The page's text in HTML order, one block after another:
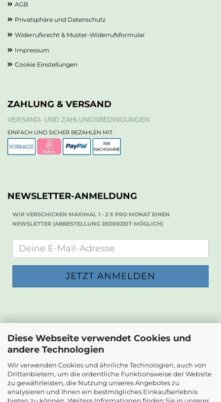
Diese Webseite verwendet Cookies und
andere Technologien
Wir verwenden Cookies und ähnliche Technologien, auch von
Drittanbietern, um die ordentliche Funktionsweise der Website
zu gewährleisten, die Nutzung unseres Angebotes zu
analysieren und Ihnen ein bestmögliches Einkaufserlebnis
bieten zu können. Weitere Informationen finden Sie in unserer
AGB
Privatsphäre und Datenschutz
Widerrufsrecht & Muster-Widerrufsformular
Impressum
Cookie Einstellungen
ZAHLUNG & VERSAND
VERSAND- UND ZAHLUNGSBEDINGUNGEN
EINFACH UND SICHER BEZAHLEN MIT
NEWSLETTER-ANMELDUNG
WIR VERSCHICKEN MAXIMAL 1 - 2 X PRO MONAT EINEN
NEWSLETTER (ABBESTELLUNG JEDERZEIT MÖGLICH)
KONTAKT
Die Papierwerkstatt
2232 Deutsch-Wagram
Email: info@diepapierwerkstatt.at
Tel. +43 664 5261978